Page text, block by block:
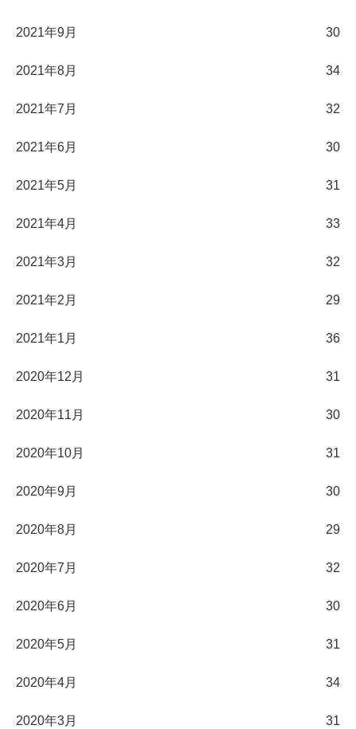
2021年9月 30
2021年8月 34
2021年7月 32
2021年6月 30
2021年5月 31
2021年4月 33
2021年3月 32
2021年2月 29
2021年1月 36
2020年12月 31
2020年11月 30
2020年10月 31
2020年9月 30
2020年8月 29
2020年7月 32
2020年6月 30
2020年5月 31
2020年4月 34
2020年3月 31